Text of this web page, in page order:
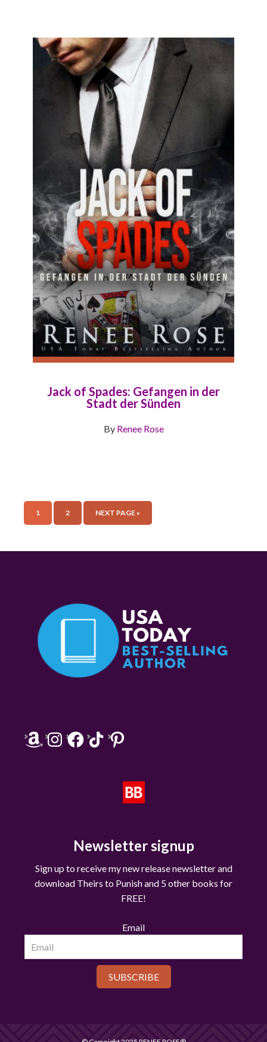
Jack of Spades: Gefangen in der
Stadt der Sünden
By Renee Rose
1 2 NEXT PAGE »
AmazonInstagramFacebook
TikTokPinterest
Newsletter signup
Sign up to receive my new release newsletter and
download Theirs to Punish and 5 other books for
FREE!
Email
SUBSCRIBE